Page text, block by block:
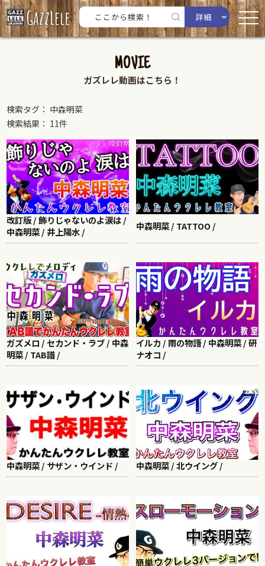
詳細
MOVIE
ガズレレ動画はこちら！
検索タグ： 中森明菜
検索結果： 11件
改訂版 / 飾りじゃないのよ涙は /
中森明菜 / 井上陽水 /
中森明菜 / TATTOO /
ガズメロ / セカンド・ラブ / 中森
明菜 / TAB譜 /
イルカ / 雨の物語 / 中森明菜 / 研
ナオコ /
中森明菜 / サザン・ウインド / 中森明菜 / 北ウイング /